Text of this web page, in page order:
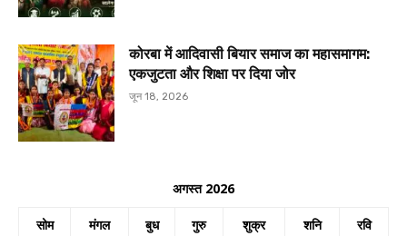
कोरबा में आदिवासी बियार समाज का महासमागम:
एकजुटता और शिक्षा पर दिया जोर
जून 18, 2026
अगस्त 2026
सोम मंगल बुध गुरु शुक्र शनि रवि